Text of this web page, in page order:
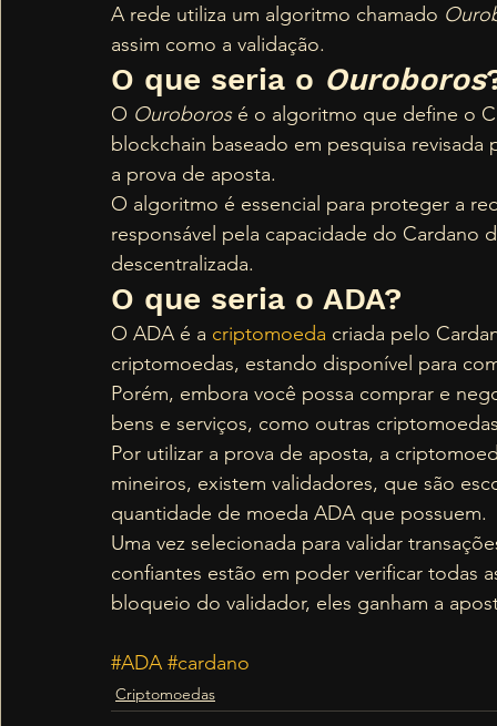
A rede utiliza um algoritmo chamado
assim como a validação.
O que seria o Ouroboros
O Ouroboros é o algoritmo que define o
blockchain baseado em pesquisa
a prova de aposta.
O algoritmo é essencial para proteger a
responsável pela capacidade do Cardano
descentralizada.
O que seria o ADA?
O ADA é a criptomoeda criada pelo
criptomoedas, estando disponível para
Porém, embora você possa comprar e
bens e serviços, como outras
Por utilizar a prova de aposta, a
mineiros, existem validadores, que são
quantidade de moeda ADA que possuem.
Uma vez selecionada para validar
confiantes estão em poder verificar todas
bloqueio do validador, eles ganham a
#ADA #cardano
Criptomoedas